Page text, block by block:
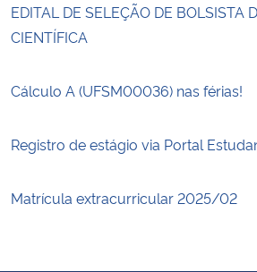
EDITAL DE SELEÇÃO DE BOLSISTA
CIENTÍFICA
Cálculo A (UFSM00036) nas férias!
Registro de estágio via Portal
Matrícula extracurricular 2025/02